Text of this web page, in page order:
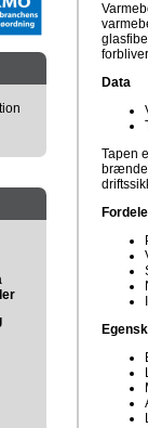
Data
Tapen
Fordele